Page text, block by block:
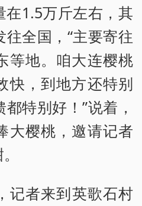
1.5万斤左右，其
全国，“主要寄往
等地。咱大连樱桃
快，到地方还特别
特别好！”说着，
大樱桃，邀请记者
记者来到英歌石村